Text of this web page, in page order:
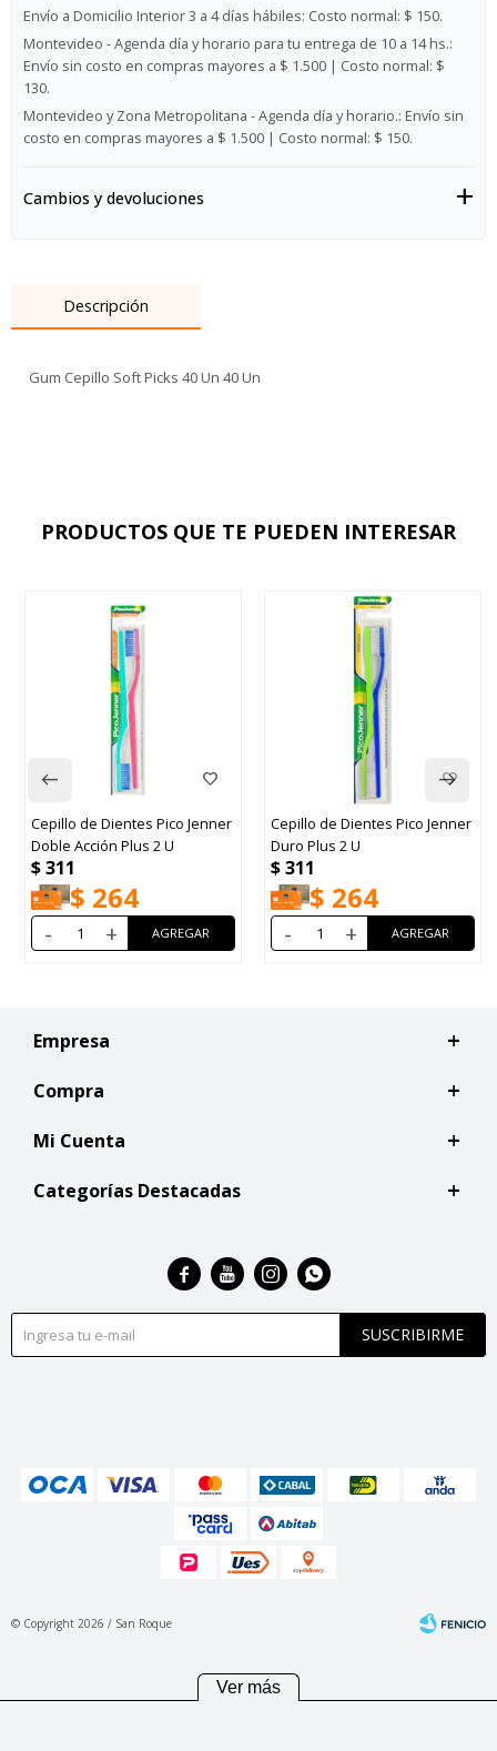
Envío a Domicilio Interior 3 a 4 días hábiles: Costo normal: $ 150.
Montevideo - Agenda día y horario para tu entrega de 10 a 14 hs.:
Envío sin costo en compras mayores a $ 1.500 | Costo normal: $
130.
Montevideo y Zona Metropolitana - Agenda día y horario.: Envío sin
costo en compras mayores a $ 1.500 | Costo normal: $ 150.
Cambios y devoluciones
Descripción
Gum Cepillo Soft Picks 40 Un 40 Un
PRODUCTOS QUE TE PUEDEN INTERESAR
Cepillo de Dientes Pico Jenner
Doble Acción Plus 2 U
$311
$ 264
- +
Cepillo de Dientes Pico Jenner
Duro Plus 2 U
$311
$ 264
- +
Empresa
Compra
Mi Cuenta
Categorías Destacadas
SUSCRIBIRME
   
© Copyright 2026 / San Roque
Ver más